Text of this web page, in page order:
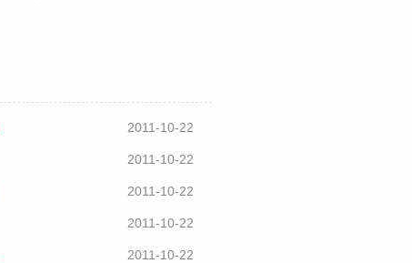
2011-10-22
2011-10-22
2011-10-22
2011-10-22
2011-10-22